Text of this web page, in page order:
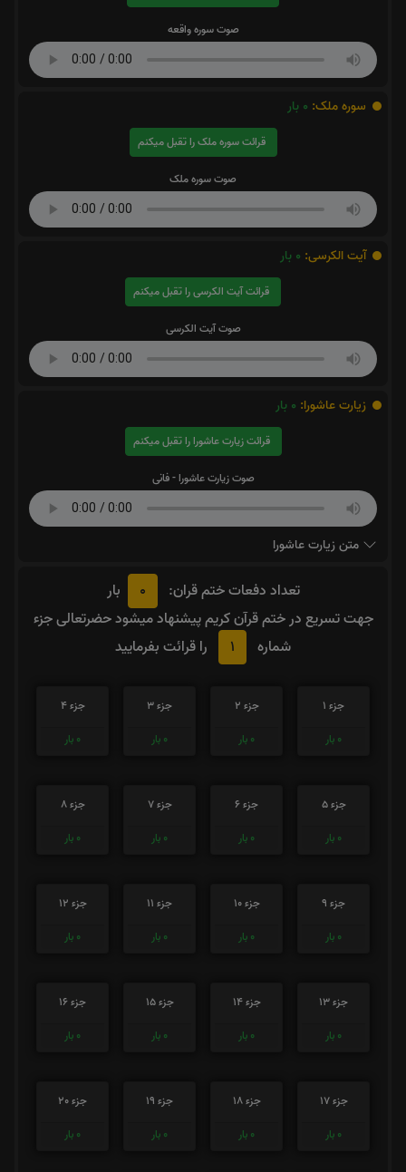
صوت سوره واقعه
سوره ملک: 0 بار
قرائت سوره ملک را تقبل میکنم
صوت سوره ملک
آیت الکرسی: 0 بار
قرائت آیت الکرسی را تقبل میکنم
صوت آیت الکرسی
زیارت عاشورا: 0 بار
قرائت زیارت عاشورا را تقبل میکنم
صوت زیارت عاشورا - فانی
متن زیارت عاشورا
تعداد دفعات ختم قران: 0
بار
جهت تسریع در ختم قرآن کریم پیشنهاد میشود حضرتعالی جزء
شماره
1 را قرائت بفرمایید
جزء 1
0 بار
جزء 2
0 بار
جزء 3
0 بار
جزء 4
0 بار
جزء 5
0 بار
جزء 6
0 بار
جزء 7
0 بار
جزء 8
0 بار
جزء 9
0 بار
جزء 10
0 بار
جزء 11
0 بار
جزء 12
0 بار
جزء 13
0 بار
جزء 14
0 بار
جزء 15
0 بار
جزء 16
0 بار
جزء 17
0 بار
جزء 18
0 بار
جزء 19
0 بار
جزء 20
0 بار